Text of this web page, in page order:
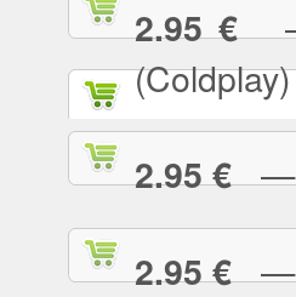
2.95 €—
(Coldplay)
2.95 €—
2.95 €—